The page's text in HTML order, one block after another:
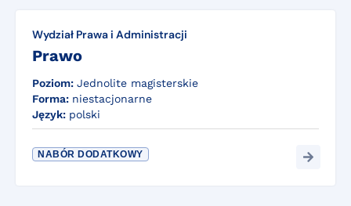
Wydział Prawa i Administracji
Prawo
Poziom: Jednolite magisterskie
Forma: niestacjonarne
Język: polski
NABÓR DODATKOWY